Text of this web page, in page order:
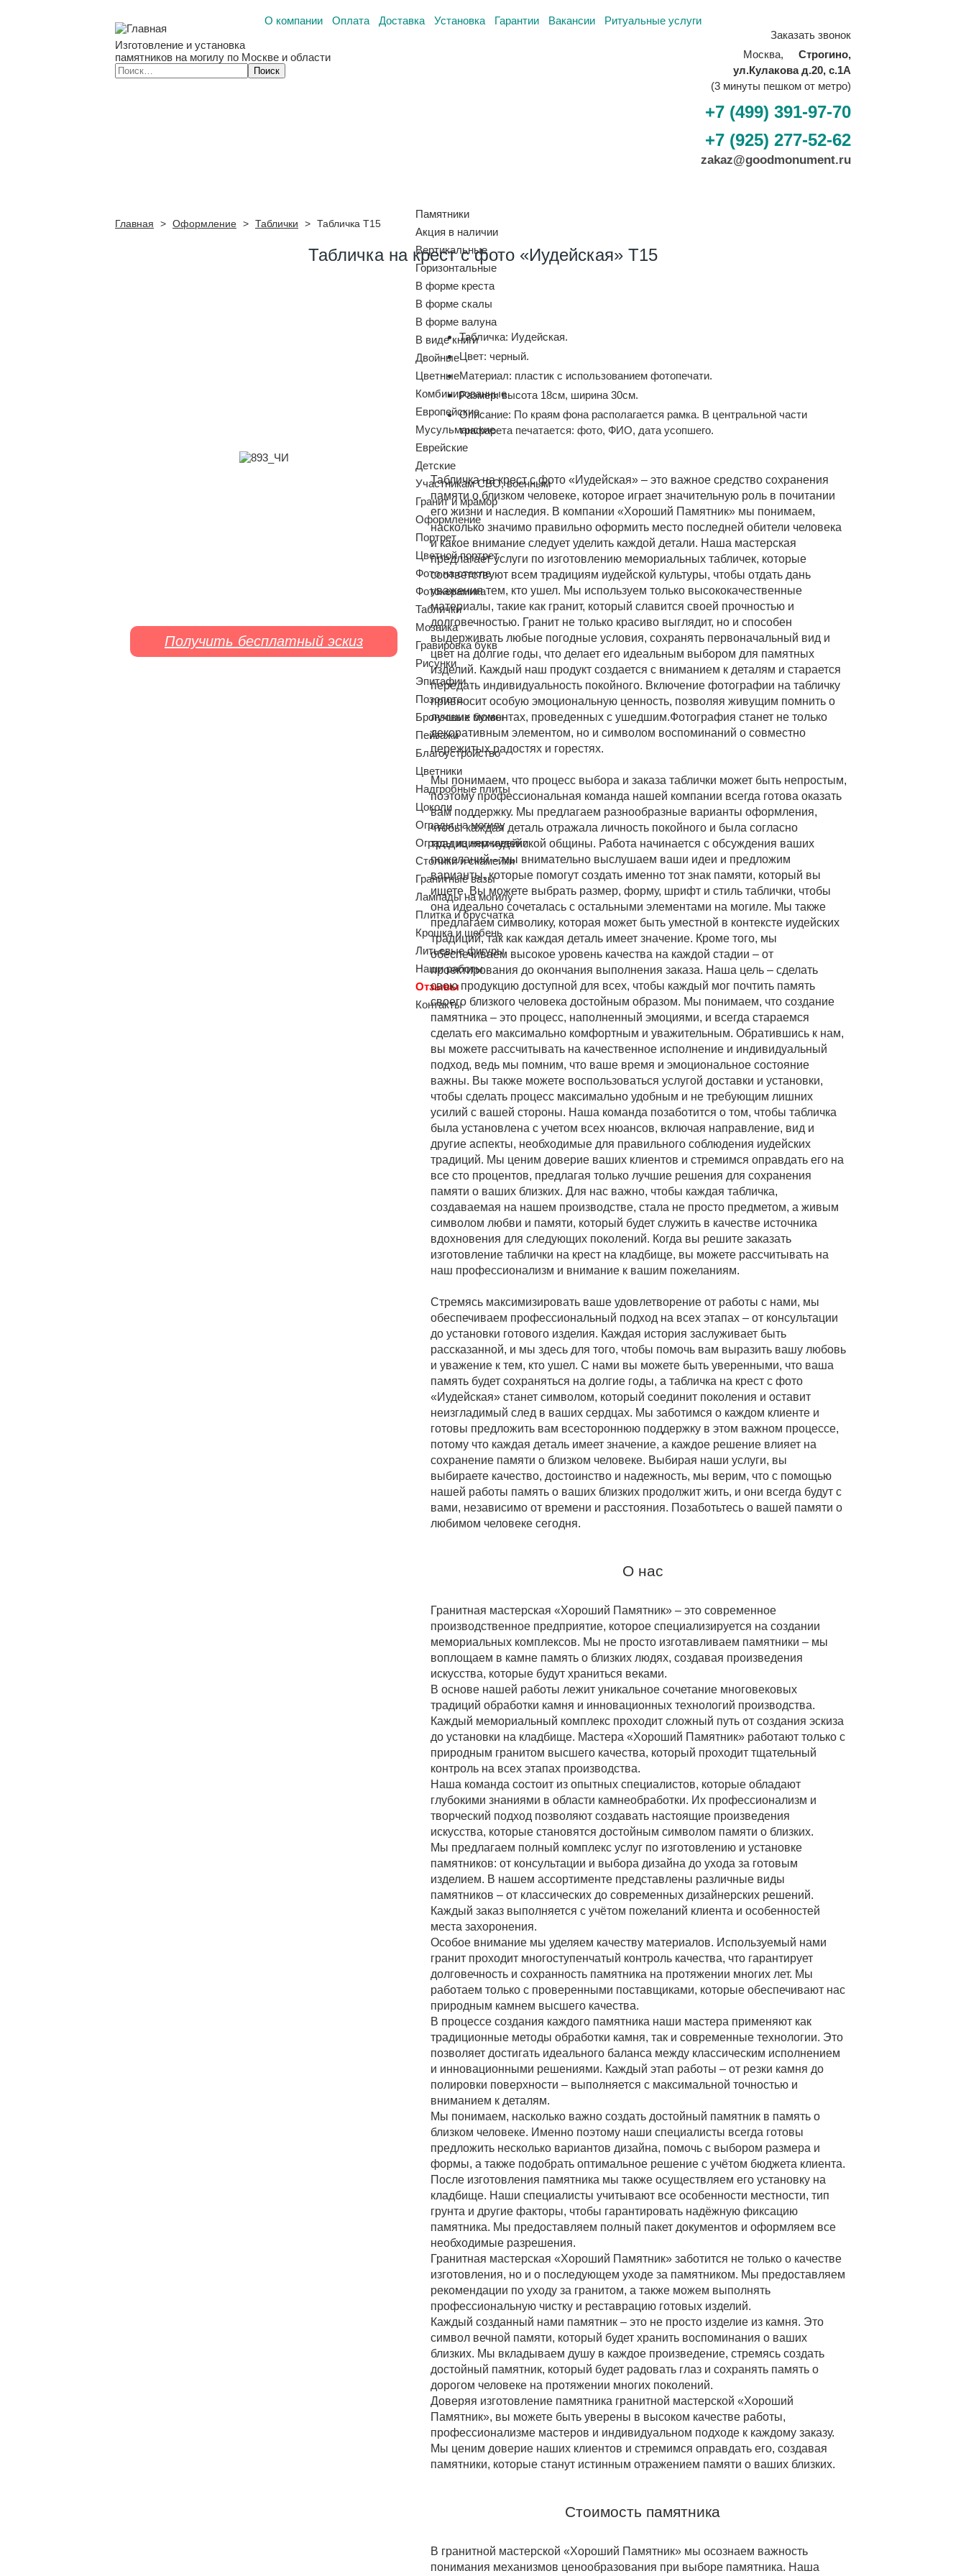
О компании Оплата Доставка Установка Гарантии Вакансии
Ритуальные услуги
Изготовление и установка
памятников на могилу по Москве и области
Заказать звонок
Москва,
Строгино,
ул.Кулакова д.20, с.1А
(3 минуты пешком от метро)
+7 (499) 391-97-70
+7 (925) 277-52-62
zakaz@goodmonument.ru
Памятники
Акция в наличии
Вертикальные
Горизонтальные
В форме креста
В форме скалы
В форме валуна
В виде книги
Двойные
Цветные
Комбинированные
Европейские
Мусульманские
Еврейские
Детские
Участникам СВО, военным
Гранит и мрамор
Оформление
Портрет
Цветной портрет
Фото на стекле
Фотокерамика
Таблички
Мозаика
Гравировка букв
Рисунки
Эпитафии
Позолота
Бронзовые буквы
Пейзажи
Благоустройство
Цветники
Надгробные плиты
Цоколи
Ограды на могилу
Ограды из нержавейки
Столики и скамейки
Гранитные вазы
Лампады на могилу
Плитка и брусчатка
Крошка и щебень
Литьевые фигуры
Наши работы
Отзывы
Контакты
Главная > Оформление > Таблички > Табличка Т15
Табличка на крест с фото «Иудейская» Т15
Получить бесплатный эскиз
Табличка: Иудейская.
Цвет: черный.
Материал: пластик с использованием фотопечати.
Размер:высота 18см, ширина 30см.
Описание: По краям фона располагается рамка. В центральной части
трафарета печатается: фото, ФИО, дата усопшего.
Табличка на крест с фото «Иудейская» – это важное средство сохранения
памяти о близком человеке, которое играет значительную роль в почитании
его жизни и наследия. В компании «Хороший Памятник» мы понимаем,
насколько значимо правильно оформить место последней обители человека
и какое внимание следует уделить каждой детали. Наша мастерская
предлагает услуги по изготовлению мемориальных табличек, которые
соответствуют всем традициям иудейской культуры, чтобы отдать дань
уважения тем, кто ушел. Мы используем только высококачественные
материалы, такие как гранит, который славится своей прочностью и
долговечностью. Гранит не только красиво выглядит, но и способен
выдерживать любые погодные условия, сохранять первоначальный вид и
цвет на долгие годы, что делает его идеальным выбором для памятных
изделий. Каждый наш продукт создается с вниманием к деталям и старается
передать индивидуальность покойного. Включение фотографии на табличку
привносит особую эмоциональную ценность, позволяя живущим помнить о
лучших моментах, проведенных с ушедшим.Фотография станет не только
декоративным элементом, но и символом воспоминаний о совместно
пережитых радостях и горестях.
Мы понимаем, что процесс выбора и заказа таблички может быть непростым,
поэтому профессиональная команда нашей компании всегда готова оказать
вам поддержку. Мы предлагаем разнообразные варианты оформления,
чтобы каждая деталь отражала личность покойного и была согласно
традициям иудейской общины. Работа начинается с обсуждения ваших
пожеланий – мы внимательно выслушаем ваши идеи и предложим
варианты, которые помогут создать именно тот знак памяти, который вы
ищете. Вы можете выбрать размер, форму, шрифт и стиль таблички, чтобы
она идеально сочеталась с остальными элементами на могиле. Мы также
предлагаем символику, которая может быть уместной в контексте иудейских
традиций, так как каждая деталь имеет значение. Кроме того, мы
обеспечиваем высокое уровень качества на каждой стадии – от
проектирования до окончания выполнения заказа. Наша цель – сделать
свою продукцию доступной для всех, чтобы каждый мог почтить память
своего близкого человека достойным образом. Мы понимаем, что создание
памятника – это процесс, наполненный эмоциями, и всегда стараемся
сделать его максимально комфортным и уважительным. Обратившись к нам,
вы можете рассчитывать на качественное исполнение и индивидуальный
подход, ведь мы помним, что ваше время и эмоциональное состояние
важны. Вы также можете воспользоваться услугой доставки и установки,
чтобы сделать процесс максимально удобным и не требующим лишних
усилий с вашей стороны. Наша команда позаботится о том, чтобы табличка
была установлена с учетом всех нюансов, включая направление, вид и
другие аспекты, необходимые для правильного соблюдения иудейских
традиций. Мы ценим доверие ваших клиентов и стремимся оправдать его на
все сто процентов, предлагая только лучшие решения для сохранения
памяти о ваших близких. Для нас важно, чтобы каждая табличка,
создаваемая на нашем производстве, стала не просто предметом, а живым
символом любви и памяти, который будет служить в качестве источника
вдохновения для следующих поколений. Когда вы решите заказать
изготовление таблички на крест на кладбище, вы можете рассчитывать на
наш профессионализм и внимание к вашим пожеланиям.
Стремясь максимизировать ваше удовлетворение от работы с нами, мы
обеспечиваем профессиональный подход на всех этапах – от консультации
до установки готового изделия. Каждая история заслуживает быть
рассказанной, и мы здесь для того, чтобы помочь вам выразить вашу любовь
и уважение к тем, кто ушел. С нами вы можете быть уверенными, что ваша
память будет сохраняться на долгие годы, а табличка на крест с фото
«Иудейская» станет символом, который соединит поколения и оставит
неизгладимый след в ваших сердцах. Мы заботимся о каждом клиенте и
готовы предложить вам всестороннюю поддержку в этом важном процессе,
потому что каждая деталь имеет значение, а каждое решение влияет на
сохранение памяти о близком человеке. Выбирая наши услуги, вы
выбираете качество, достоинство и надежность, мы верим, что с помощью
нашей работы память о ваших близких продолжит жить, и они всегда будут с
вами, независимо от времени и расстояния. Позаботьтесь о вашей памяти о
любимом человеке сегодня.
О нас
Гранитная мастерская «Хороший Памятник» – это современное
производственное предприятие, которое специализируется на создании
мемориальных комплексов. Мы не просто изготавливаем памятники – мы
воплощаем в камне память о близких людях, создавая произведения
искусства, которые будут храниться веками.
В основе нашей работы лежит уникальное сочетание многовековых
традиций обработки камня и инновационных технологий производства.
Каждый мемориальный комплекс проходит сложный путь от создания эскиза
до установки на кладбище. Мастера «Хороший Памятник» работают только с
природным гранитом высшего качества, который проходит тщательный
контроль на всех этапах производства.
Наша команда состоит из опытных специалистов, которые обладают
глубокими знаниями в области камнеобработки. Их профессионализм и
творческий подход позволяют создавать настоящие произведения
искусства, которые становятся достойным символом памяти о близких.
Мы предлагаем полный комплекс услуг по изготовлению и установке
памятников: от консультации и выбора дизайна до ухода за готовым
изделием. В нашем ассортименте представлены различные виды
памятников – от классических до современных дизайнерских решений.
Каждый заказ выполняется с учётом пожеланий клиента и особенностей
места захоронения.
Особое внимание мы уделяем качеству материалов. Используемый нами
гранит проходит многоступенчатый контроль качества, что гарантирует
долговечность и сохранность памятника на протяжении многих лет. Мы
работаем только с проверенными поставщиками, которые обеспечивают нас
природным камнем высшего качества.
В процессе создания каждого памятника наши мастера применяют как
традиционные методы обработки камня, так и современные технологии. Это
позволяет достигать идеального баланса между классическим исполнением
и инновационными решениями. Каждый этап работы – от резки камня до
полировки поверхности – выполняется с максимальной точностью и
вниманием к деталям.
Мы понимаем, насколько важно создать достойный памятник в память о
близком человеке. Именно поэтому наши специалисты всегда готовы
предложить несколько вариантов дизайна, помочь с выбором размера и
формы, а также подобрать оптимальное решение с учётом бюджета клиента.
После изготовления памятника мы также осуществляем его установку на
кладбище. Наши специалисты учитывают все особенности местности, тип
грунта и другие факторы, чтобы гарантировать надёжную фиксацию
памятника. Мы предоставляем полный пакет документов и оформляем все
необходимые разрешения.
Гранитная мастерская «Хороший Памятник» заботится не только о качестве
изготовления, но и о последующем уходе за памятником. Мы предоставляем
рекомендации по уходу за гранитом, а также можем выполнять
профессиональную чистку и реставрацию готовых изделий.
Каждый созданный нами памятник – это не просто изделие из камня. Это
символ вечной памяти, который будет хранить воспоминания о ваших
близких. Мы вкладываем душу в каждое произведение, стремясь создать
достойный памятник, который будет радовать глаз и сохранять память о
дорогом человеке на протяжении многих поколений.
Доверяя изготовление памятника гранитной мастерской «Хороший
Памятник», вы можете быть уверены в высоком качестве работы,
профессионализме мастеров и индивидуальном подходе к каждому заказу.
Мы ценим доверие наших клиентов и стремимся оправдать его, создавая
памятники, которые станут истинным отражением памяти о ваших близких.
Стоимость памятника
В гранитной мастерской «Хороший Памятник» мы осознаем важность
понимания механизмов ценообразования при выборе памятника. Наша